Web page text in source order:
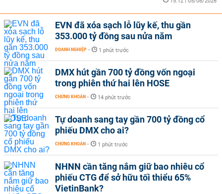
EVN đã xóa sạch lỗ lũy kế, thu gần
353.000 tỷ đồng sau nửa năm
DOANH NGHIỆP - 1 phút trước
DMX hút gần 700 tỷ đồng vốn ngoại
trong phiên thứ hai lên HOSE
CHỨNG KHOÁN - 14 phút trước
Tự doanh sang tay gần 700 tỷ đồng cổ
phiếu DMX cho ai?
CHỨNG KHOÁN - 1 phút trước
NHNN cần tăng nắm giữ bao nhiêu cổ
phiếu CTG để sở hữu tối thiểu 65%
VietinBank?